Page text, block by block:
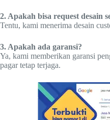
2. Apakah bisa request desain
Tentu, kami menerima desain
3. Apakah ada garansi?
Ya, kami memberikan garansi
pagar tetap terjaga.